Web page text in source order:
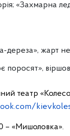
«Захмарна
дереза», жарт
поросят»,
театр
– «Мишоловка».